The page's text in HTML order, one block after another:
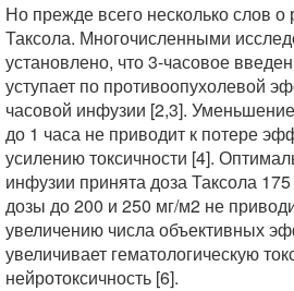
Но прежде всего несколько слов
Таксола. Многочисленными
установлено, что 3-часовое
уступает по противоопухолевой
часовой инфузии [2,3].
до 1 часа не приводит к потере
усилению токсичности [4].
инфузии принята доза Таксола
дозы до 200 и 250 мг/м2 не
увеличению числа объективных
увеличивает гематологическую
нейротоксичность [6].